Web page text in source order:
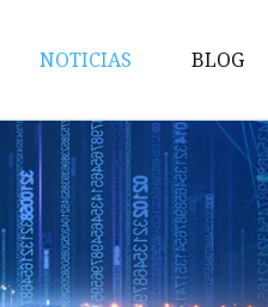
femenina
para mujer
señoras
NOTICIAS BLOG